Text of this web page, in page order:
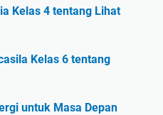
Kelas 4 tentang Lihat
Kelas 6 tentang
untuk Masa Depan